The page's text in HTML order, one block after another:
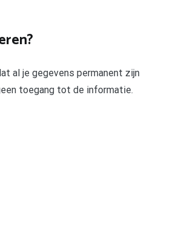
al je gegevens permanent zijn
toegang tot de informatie.